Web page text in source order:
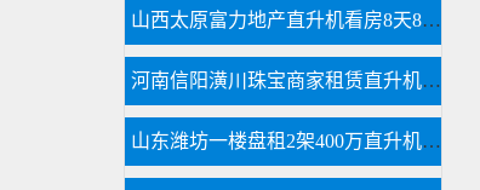
山西太原富力地产直升机看房8天8个楼盘
河南信阳潢川珠宝商家租赁直升机节日庆典
山东潍坊一楼盘租2架400万直升机空中看房